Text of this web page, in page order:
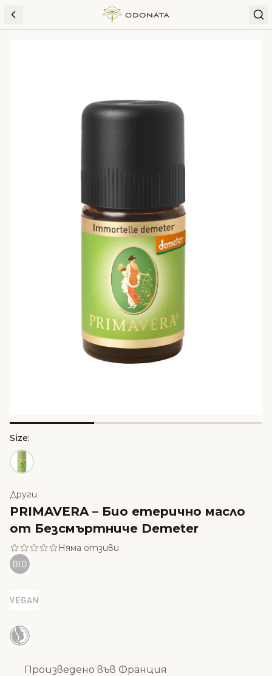
Skip to content
Други
PRIMAVERA – Био етерично масло
от Безсмъртниче Demeter
Няма отзиви
Произведено във Франция
Size: